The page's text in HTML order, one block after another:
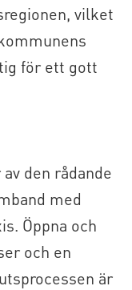
vilket
för ett gott
den rådande
med
Öppna och
och en
är